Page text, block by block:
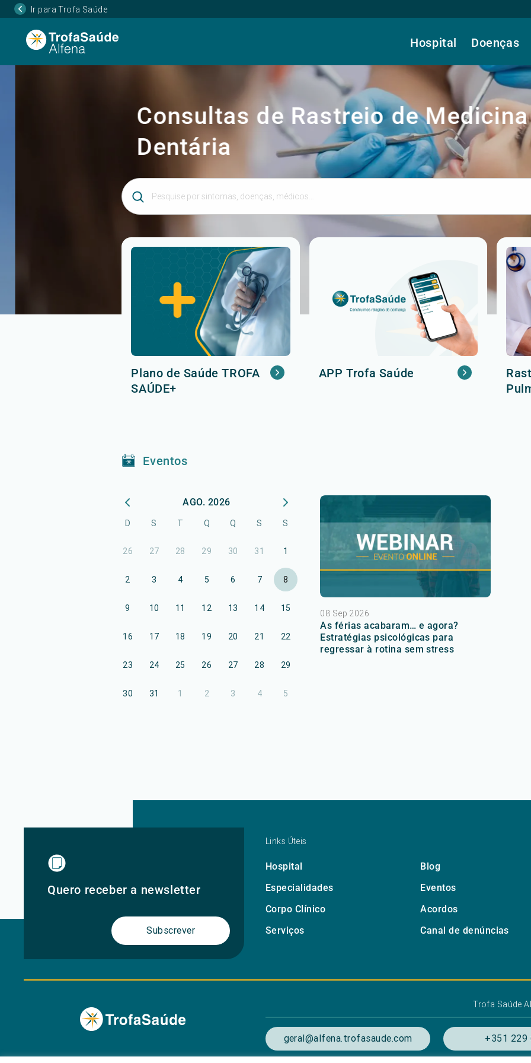
Ir para Trofa Saúde
Hospital Doenças
Consultas de Rastreio de Medicina
Dentária
Plano de Saúde TROFA
SAÚDE+
APP Trofa Saúde
Eventos
AGO. 2026
D S T Q Q S S
26 27 28 29 30 31 1
2 3 4 5 6 7 8
9 10 11 12 13 14 15
16 17 18 19 20 21 22
23 24 25 26 27 28 29
30 31 1 2 3 4 5
08 Sep 2026
As férias acabaram… e agora?
Estratégias psicológicas para
regressar à rotina sem stress
Quero receber a newsletter
Subscrever
Links Úteis
Hospital Blog
Especialidades
Eventos
Corpo Clínico
Acordos
Serviços
Canal de denúncias
Trofa Saúde
geral@alfena.trofasaude.com +351 229